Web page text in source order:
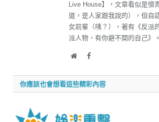
Live House】，文章看似是憤
道，是人家跟我說的），但自
女前輩（咦？），著有《反派
派人物，有你避不開的自己》。
WebsiteFacebook
你應該也會想看這些精彩內容